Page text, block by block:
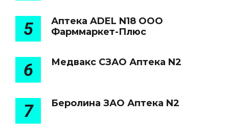
5
Аптека ADEL N18 ООО
Фарммаркет-Плюс
6 Медвакс СЗАО Аптека N2
7 Беролина ЗАО Аптека N2